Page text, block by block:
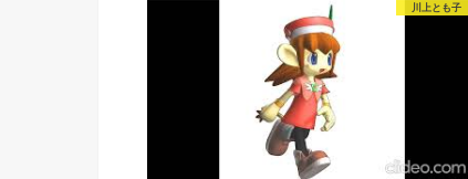
川上とも子